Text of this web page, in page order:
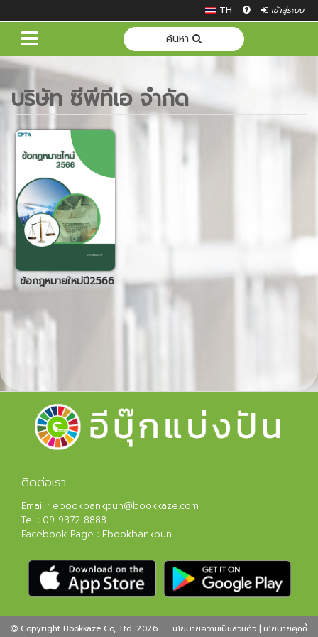
TH เข้าสู่ระบบ
ค้นหา
บริษัท ซีพีทีเอ จำกัด
ข้อกฎหมายใหม่ปี2566
ติดต่อเรา
Email : ebookbankpun@bookkaze.com
Tel : 09 9372 8888
Facebook Page : Ebookbankpun
Copyright Bookkaze Co,. Ltd. 2026 นโยบายความเป็นส่วนตัว | นโยบายคุกกี้